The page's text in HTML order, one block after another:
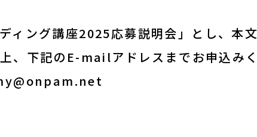
ィング講座2025応募説明会」とし、本
、下記のE-mailアドレスまでお申込み